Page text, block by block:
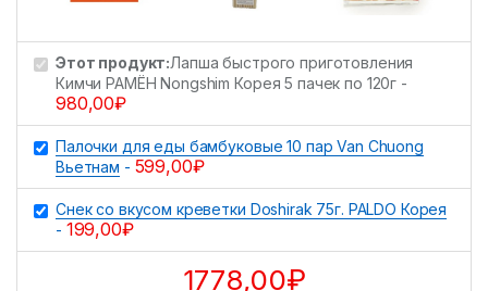
Этот продукт:Лапша быстрого приготовления
Кимчи РАМЁН Nongshim Корея 5 пачек по 120г -
980,00₽
Палочки для еды бамбуковые 10 пар Van Chuong
Вьетнам - 599,00₽
Снек со вкусом креветки Doshirak 75г. PALDO Корея
- 199,00₽
1778,00₽